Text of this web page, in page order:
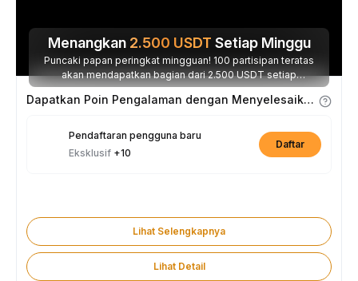
Menangkan 2.500 USDT Setiap Minggu
Puncaki papan peringkat mingguan! 100 partisipan teratas
akan mendapatkan bagian dari 2.500 USDT setiap
minggunya.
Dapatkan Poin Pengalaman dengan Menyelesaikan Tugas
Pendaftaran pengguna baru
Eksklusif +10
Daftar
Lihat Selengkapnya
Lihat Detail